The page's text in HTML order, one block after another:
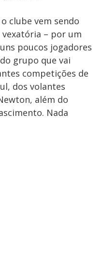
clube vem sendo
– por um
poucos jogadores
grupo que vai
competições de
dos volantes
além do
Nada